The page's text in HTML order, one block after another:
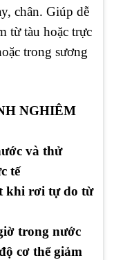
chân. Giúp dễ
từ tàu hoặc trực
trong sương
NGHIÊM
và thử
tế
khi rơi tự do từ
trong nước
cơ thể giảm